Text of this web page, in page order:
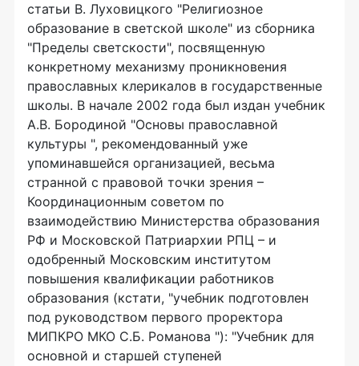
статьи В. Луховицкого "Религиозное
образование в светской школе" из сборника
"Пределы светскости", посвященную
конкретному механизму проникновения
православных клерикалов в государственные
школы. В начале 2002 года был издан учебник
А.В. Бородиной "Основы православной
культуры ", рекомендованный уже
упоминавшейся организацией, весьма
странной с правовой точки зрения –
Координационным советом по
взаимодействию Министерства образования
РФ и Московской Патриархии РПЦ – и
одобренный Московским институтом
повышения квалификации работников
образования (кстати, "учебник подготовлен
под руководством первого проректора
МИПКРО МКО С.Б. Романова "): "Учебник для
основной и старшей ступеней